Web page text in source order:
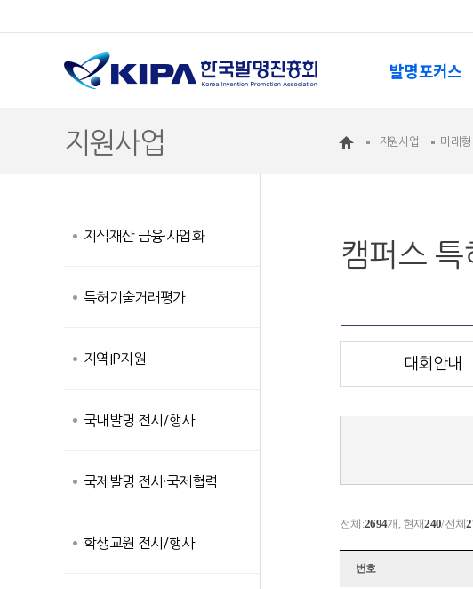
발명포커스
지원사업 지원사업 미래
지식재산 금융·사업화
특허기술거래평가
지역IP지원
국내발명 전시/행사
국제발명 전시·국제협력
학생교원 전시/행사
캠퍼스
대회안내
전체:2694개, 현재240/전체
번호